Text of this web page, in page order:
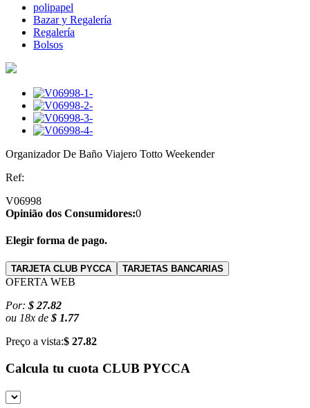
polipapel
Bazar y Regalería
Regalería
Bolsos
Organizador De Baño Viajero Totto Weekender
Ref:
V06998
Opinião dos Consumidores:0
Elegir forma de pago.
TARJETA CLUB PYCCA TARJETAS BANCARIAS
OFERTA WEB
Por: $ 27.82
ou 18x de $ 1.77
Preço a vista:$ 27.82
Calcula tu cuota CLUB PYCCA